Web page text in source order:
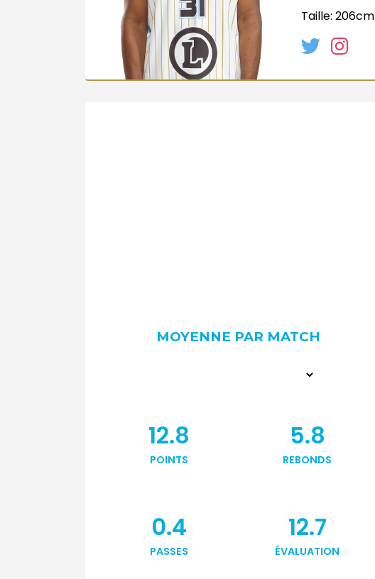
Taille: 206cm
MOYENNE PAR MATCH
12.8
POINTS
5.8
REBONDS
0.4
PASSES
12.7
ÉVALUATION